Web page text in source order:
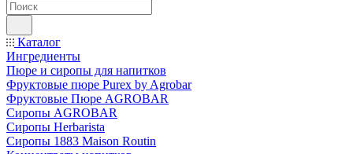
Каталог
Ингредиенты
Пюре и сиропы для напитков
Фруктовые пюре Purex by Agrobar
Фруктовые Пюре AGROBAR
Сиропы AGROBAR
Сиропы Herbarista
Сиропы 1883 Maison Routin